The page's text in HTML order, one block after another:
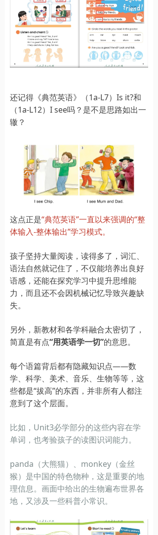
还记得《典范英语》（1a-L7）Is it?和
（1a-L12）I see吗？是不是思路如出一
辙？
这点正是“典范英语”一直以来强调的“整
体输入-整体输出”学习模式。
孩子坚持大量阅读，读得多了，词汇、
语法自然就记住了，不仅能培养出良好
语感，还能在探究学习中提升思维能
力，而且还不会因机械记忆导致兴趣缺
失。
另外，新教材和各学科融合太密切了，
简直是有点“用英语学一切”的意思。
每个语篇背后都有隐藏知识点——数
学、科学、美术、音乐、生物等等，这
些都是“拔高”的东西，并非所有人都注
意到了这个层面。
比如，Unit3必学部分的这些内容在学
单词，也考验孩子的读图识词能力。
panda（大熊猫）、monkey（金丝
猴）是中国的特色物种，这是重要的地
理信息。画面中给出的生物遍布世界各
地，又涉及一些科普小常识。